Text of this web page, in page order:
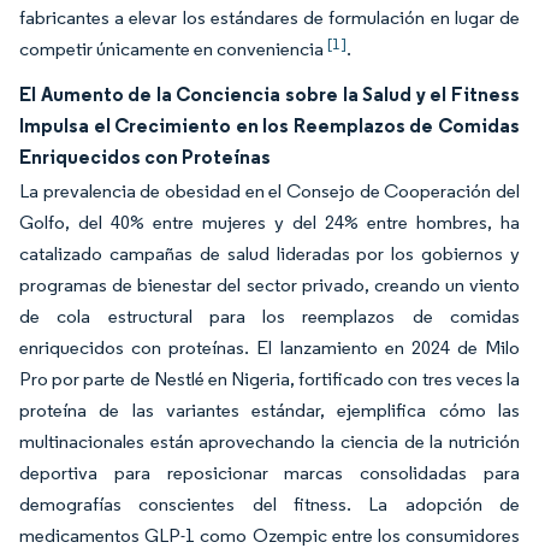
fabricantes a elevar los estándares de formulación en lugar de
competir únicamente en conveniencia [1].
El Aumento de la Conciencia sobre la Salud y el Fitness
Impulsa el Crecimiento en los Reemplazos de Comidas
Enriquecidos con Proteínas
La prevalencia de obesidad en el Consejo de Cooperación del
Golfo, del 40% entre mujeres y del 24% entre hombres, ha
catalizado campañas de salud lideradas por los gobiernos y
programas de bienestar del sector privado, creando un viento
de cola estructural para los reemplazos de comidas
enriquecidos con proteínas. El lanzamiento en 2024 de Milo
Pro por parte de Nestlé en Nigeria, fortificado con tres veces la
proteína de las variantes estándar, ejemplifica cómo las
multinacionales están aprovechando la ciencia de la nutrición
deportiva para reposicionar marcas consolidadas para
demografías conscientes del fitness. La adopción de
medicamentos GLP-1 como Ozempic entre los consumidores